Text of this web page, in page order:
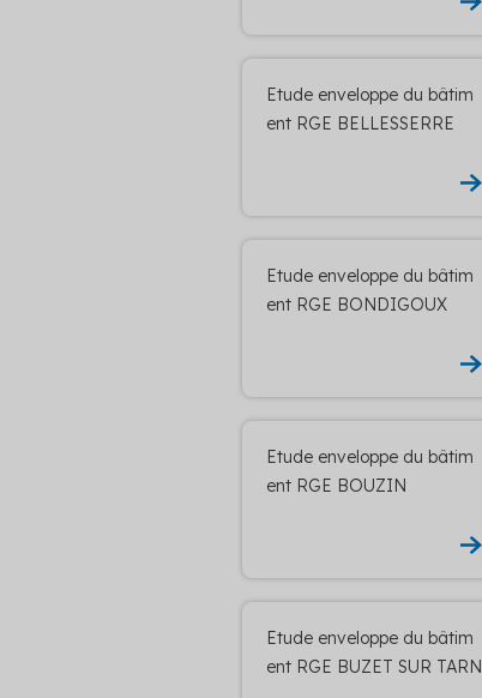
Etude enveloppe du bâtim
ent RGE BELLESSERRE
Etude enveloppe du bâtim
ent RGE BONDIGOUX
Etude enveloppe du bâtim
ent RGE BOUZIN
Etude enveloppe du bâtim
ent RGE BUZET SUR TARN